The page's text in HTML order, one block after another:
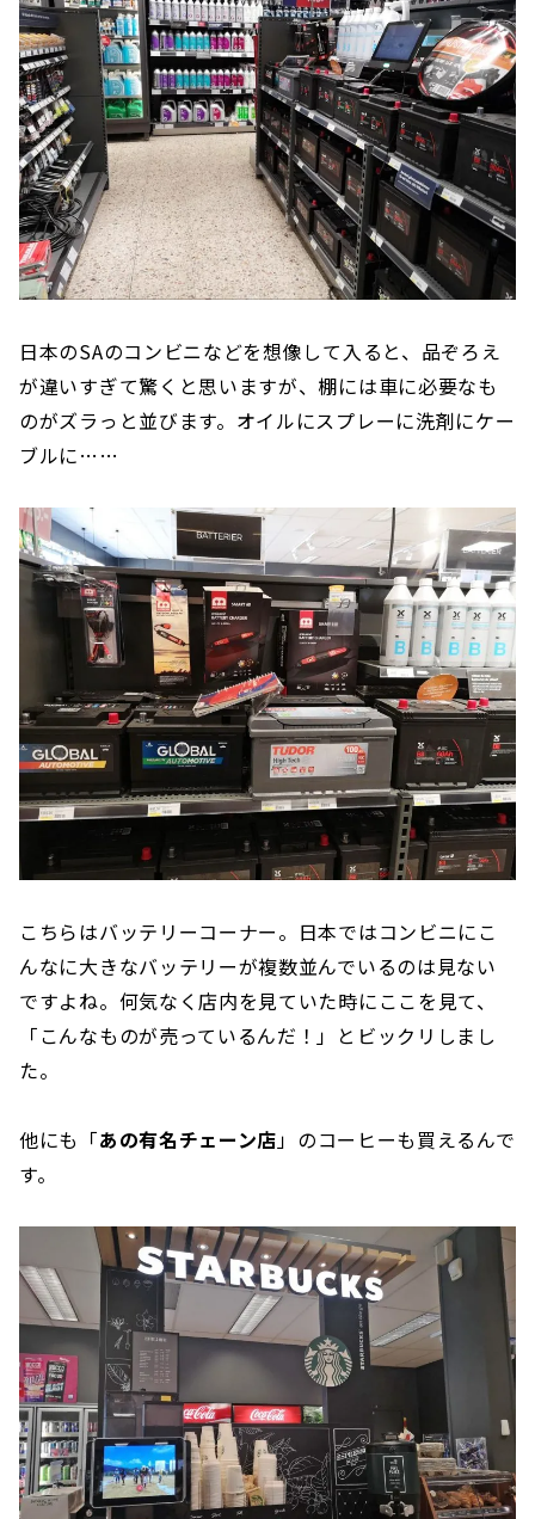
日本のSAのコンビニなどを想像して入ると、品ぞろえ
が違いすぎて驚くと思いますが、棚には車に必要なも
のがズラっと並びます。オイルにスプレーに洗剤にケー
ブルに……
こちらはバッテリーコーナー。日本ではコンビニにこ
んなに大きなバッテリーが複数並んでいるのは見ない
ですよね。何気なく店内を見ていた時にここを見て、
「こんなものが売っているんだ！」とビックリしまし
た。
他にも「あの有名チェーン店」のコーヒーも買えるんで
す。